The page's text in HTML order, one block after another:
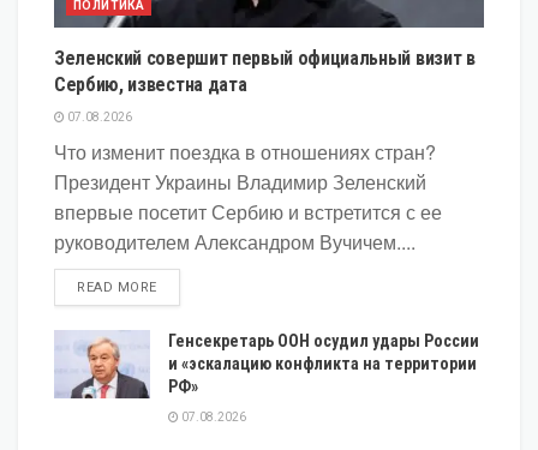
ПОЛИТИКА
Зеленский совершит первый официальный визит в
Сербию, известна дата
07.08.2026
Что изменит поездка в отношениях стран?
Президент Украины Владимир Зеленский
впервые посетит Сербию и встретится с ее
руководителем Александром Вучичем....
READ MOREDETAILS
Генсекретарь ООН осудил удары России
и «эскалацию конфликта на территории
РФ»
07.08.2026